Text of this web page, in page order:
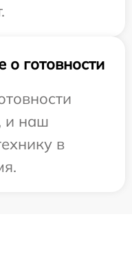
готовности
и наш
в